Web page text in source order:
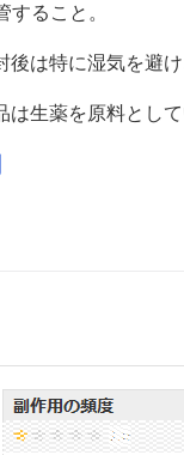
すること。
は特に湿気を避け
生薬を原料として